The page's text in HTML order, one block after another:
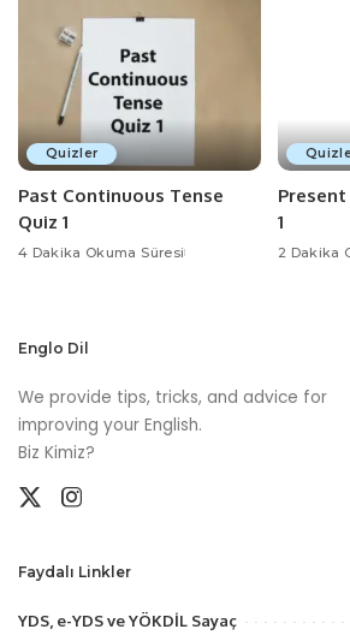
Quizler
Past Continuous Tense
Quiz 1
4 Dakika Okuma Süresi
1
2 Dakika
Englo Dil
We provide tips, tricks, and advice for
improving your English.
Biz Kimiz?
Faydalı Linkler
YDS, e-YDS ve YÖKDİL Sayaç